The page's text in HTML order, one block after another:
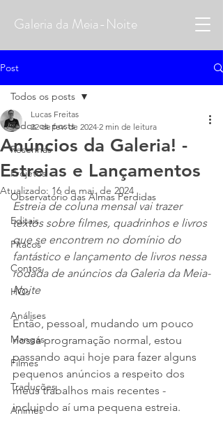
Galeria da Meia-Noite
Post
Todos os posts
Resenhas
Projetos
Observatório das Almas Perdidas
Editais
Pitacos
Contos
HQs
Análises
Mangás
Filmes
Traduções
Animes
Todos os posts
Anúncios da Galeria! -
Estreias e Lançamentos
Lucas Freitas
22 de fev. de 2024 2 min de leitura
Atualizado: 16 de mai. de 2024
Estreia de coluna mensal vai trazer
textos sobre filmes, quadrinhos e livros
que se encontrem no domínio do
fantástico e lançamento de livros nessa
rodada de anúncios da Galeria da Meia-
Noite
Então, pessoal, mudando um pouco
nossa programação normal, estou
passando aqui hoje para fazer alguns
pequenos anúncios a respeito dos
meus trabalhos mais recentes -
incluindo aí uma pequena estreia.